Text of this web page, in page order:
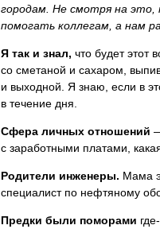
городам. Не смотря на
помогать коллегам, а нам
Я так и знал, что будет этот
со сметаной и сахаром,
и выходной. Я знаю, если в
в течение дня.
Сфера личных отношений
с заработными платами,
Родители инженеры. Мама
специалист по нефтяному
Предки были поморами